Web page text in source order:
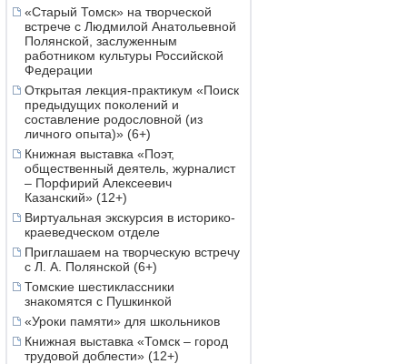
«Старый Томск» на творческой
встрече с Людмилой Анатольевной
Полянской, заслуженным
работником культуры Российской
Федерации
Открытая лекция-практикум «Поиск
предыдущих поколений и
составление родословной (из
личного опыта)» (6+)
Книжная выставка «Поэт,
общественный деятель, журналист
– Порфирий Алексеевич
Казанский» (12+)
Виртуальная экскурсия в историко-
краеведческом отделе
Приглашаем на творческую встречу
с Л. А. Полянской (6+)
Томские шестиклассники
знакомятся с Пушкинкой
«Уроки памяти» для школьников
Книжная выставка «Томск – город
трудовой доблести» (12+)